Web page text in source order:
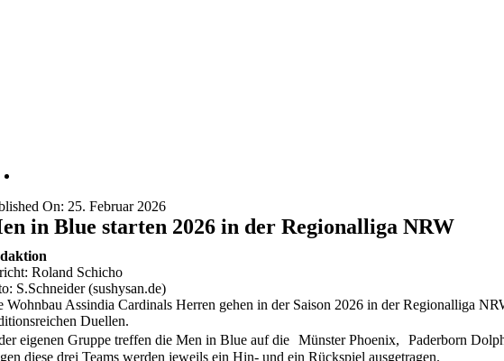
On: 25. Februar 2026
in Blue starten 2026 in der Regionalliga NRW
Roland Schicho
S.Schneider (sushysan.de)
Wohnbau Assindia Cardinals Herren gehen in der Saison 2026 in der Regionalliga
Duellen.
eigenen Gruppe treffen die Men in Blue auf die Münster Phoenix, Paderborn
diese drei Teams werden jeweils ein Hin- und ein Rückspiel ausgetragen.